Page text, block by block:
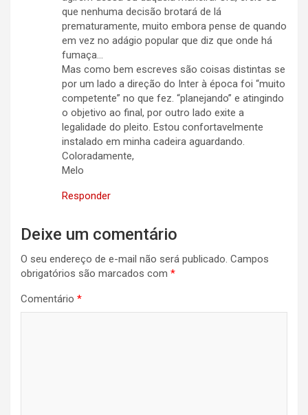
que nenhuma decisão brotará de lá
prematuramente, muito embora pense de quando
em vez no adágio popular que diz que onde há
fumaça…
Mas como bem escreves são coisas distintas se
por um lado a direção do Inter à época foi “muito
competente” no que fez. “planejando” e atingindo
o objetivo ao final, por outro lado exite a
legalidade do pleito. Estou confortavelmente
instalado em minha cadeira aguardando.
Coloradamente,
Melo
Responder
Deixe um comentário
O seu endereço de e-mail não será publicado. Campos
obrigatórios são marcados com *
Comentário *